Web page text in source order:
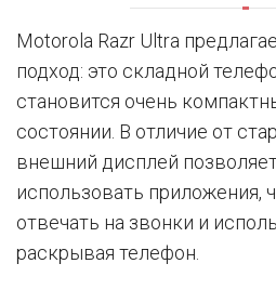
Motorola Razr Ultra
подход: это складной
становится очень
состоянии. В отличие от
внешний дисплей
использовать приложения,
отвечать на звонки и
раскрывая телефон.